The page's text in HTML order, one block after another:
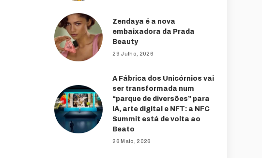
Zendaya é a nova
embaixadora da Prada
Beauty
29 Julho, 2026
A Fábrica dos Unicórnios vai
ser transformada num
“parque de diversões” para
IA, arte digital e NFT: a NFC
Summit está de volta ao
Beato
26 Maio, 2026